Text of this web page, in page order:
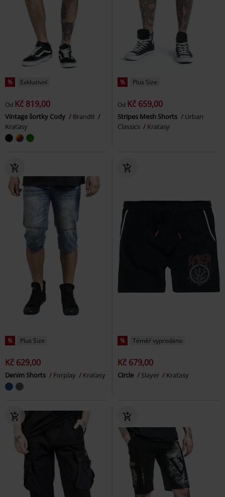
% Exkluzivní
Od Kč 819,00
Vintage šortky Cody
Brandit
Kraťasy
% Plus Size
Od Kč 659,00
Stripes Mesh Shorts
Urban
Classics
Kraťasy
% Plus Size
Kč 629,00
Denim Shorts Forplay Kraťasy
% Téměř vyprodáno
Kč 679,00
Circle Slayer Kraťasy